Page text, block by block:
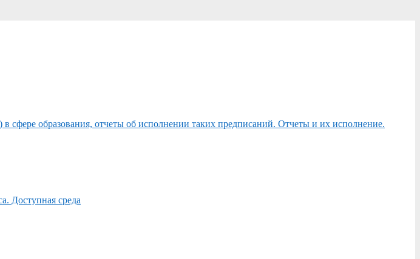
сфере образования, отчеты об исполнении таких предписаний. Отчеты и их исполнение.
Доступная среда